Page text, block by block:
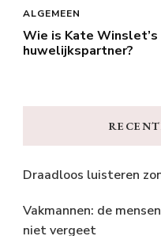
ALGEMEEN
Wie is Kate Winslet’s
huwelijkspartner?
Draadloos luisteren
Vakmannen: de
niet vergeet